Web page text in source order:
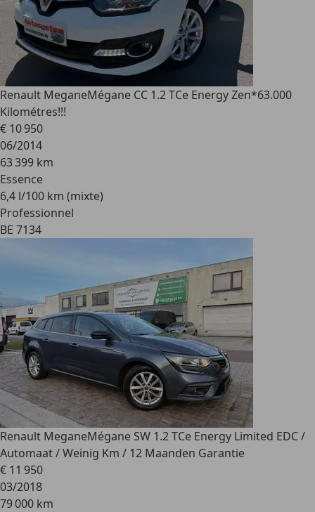
Renault MeganeMégane CC 1.2 TCe Energy Zen*63.000
Kilométres!!!
€ 10 950
06/2014
63 399 km
Essence
6,4 l/100 km (mixte)
Professionnel
BE 7134
Renault MeganeMégane SW 1.2 TCe Energy Limited EDC /
Automaat / Weinig Km / 12 Maanden Garantie
€ 11 950
03/2018
79 000 km